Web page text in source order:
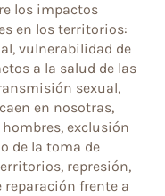
los impactos
en los territorios:
vulnerabilidad de
a la salud de las
sexual,
en nosotras,
exclusión
de la toma de
represión,
frente a